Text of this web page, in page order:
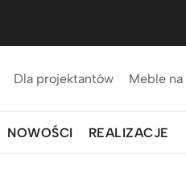
Dla projektantów Meble
NOWOŚCI REALIZACJE